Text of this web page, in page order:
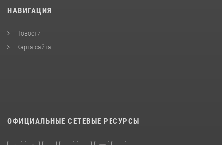
НАВИГАЦИЯ
Новости
Карта сайта
ОФИЦИАЛЬНЫЕ СЕТЕВЫЕ РЕСУРСЫ